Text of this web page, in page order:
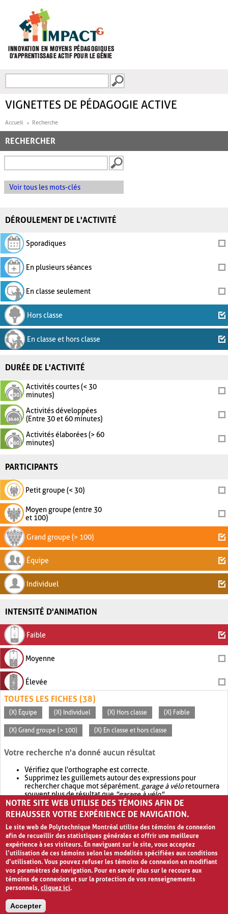
FORMULAIRE DE
VIGNETTES DE PÉDAGOGIE ACTIVE
Accueil Recherche
RECHERCHER
Voir tous les mots-clés
DÉROULEMENT DE L'ACTIVITÉ
Sporadiques
En plusieurs séances
En classe seulement
Hors classe
En classe et hors classe
DURÉE DE L'ACTIVITÉ
Activités courtes (< 30
minutes)
Activités développées
(Entre 30 et 60 minutes)
Activités élaborées (> 60
minutes)
PARTICIPANTS
Petit groupe (< 30)
Moyen groupe (entre 30
et 100)
Grand groupe (> 100)
Équipe
Individuel
INTENSITÉ D'ANIMATION
Faible
Moyenne
Élevée
TOUTES LES FICHES (38)
(X) Équipe (X) Individuel (X) Hors classe (X) Faible
(X) Grand groupe (> 100) (X) En classe et hors classe
Votre recherche n'a donné aucun résultat
Vérifiez que l'orthographe est correcte.
Supprimez les guillemets autour des expressions pour
rechercher chaque mot séparément. garage à véloretournera
souvent plus de résultat que"garage à vélo".
Envisagez d'élargir votre recherche avec OR.garage OR vélo
retournera souvent plus de résultat quegarage à vélo
NOTRE SITE WEB UTILISE DES TÉMOINS AFIN DE
REHAUSSER VOTRE EXPÉRIENCE DE NAVIGATION.
Le site web de Polytechnique Montréal utilise des témoins de connexion
afin de recueillir des statistiques générales et offrir une meilleure
expérience à ses visiteurs. En naviguant sur le site, vous acceptez
l’utilisation de ces témoins selon les modalités spécifiées aux conditions
d’utilisation. Vous pouvez refuser les témoins de connexion en modifiant
vos paramètres de navigation. Pour en savoir plus sur le recours aux
témoins de connexion et sur la protection de vos renseignements
personnels,cliquez ici.
Accepter